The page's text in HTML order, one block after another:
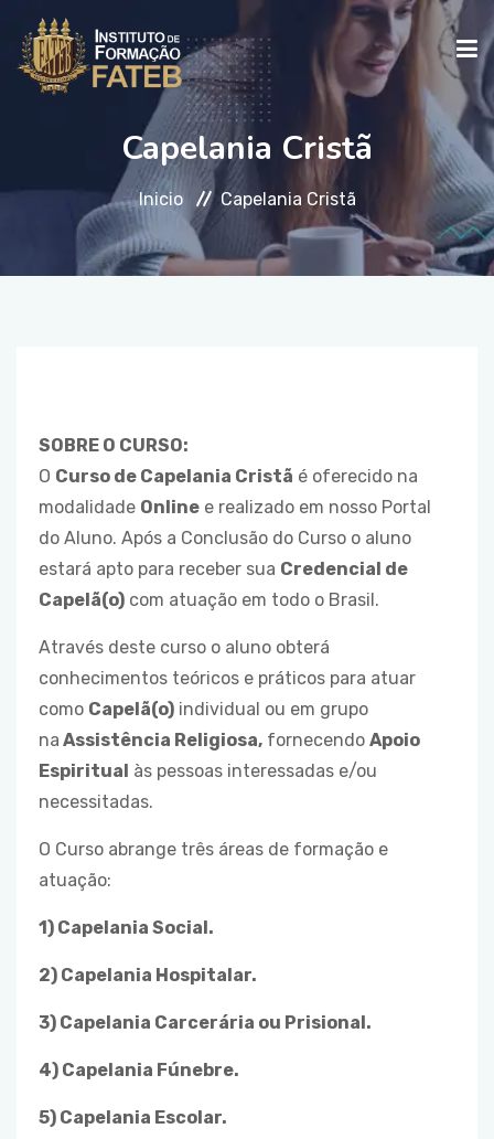
INSTITUCIONAL
Capelania Cristã
Inicio Capelania Cristã
SOBRE O CURSO:
O Curso de Capelania Cristã é oferecido na
modalidade Online e realizado em nosso Portal
do Aluno. Após a Conclusão do Curso o aluno
estará apto para receber sua Credencial de
Capelã(o) com atuação em todo o Brasil.
Através deste curso o aluno obterá
conhecimentos teóricos e práticos para atuar
como Capelã(o) individual ou em grupo
na Assistência Religiosa, fornecendo Apoio
Espiritual às pessoas interessadas e/ou
necessitadas.
O Curso abrange três áreas de formação e
atuação:
1) Capelania Social.
2) Capelania Hospitalar.
3) Capelania Carcerária ou Prisional.
4) Capelania Fúnebre.
5) Capelania Escolar.